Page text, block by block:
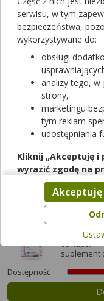
60 kaps.
suplement
Dostępność
60 kaps.
suplement
Dostępność
60 kaps.
suplement
Dostępność
serwisu, w tym
bezpieczeństwa,
wykorzystywane do:
obsługi
analizy tego, w
strony,
marketingu
tym reklam
udostępniania
Kliknij „Akceptuję i
wyrazić zgodę na
partnerów Twoich
Pamiętaj, że
zgodę możesz w
zgodę na
celach. Jeżeli chcesz
przeprowadzić
dokonać za pomocą
Więcej informacji na
zewnętrznych w
Akceptuję